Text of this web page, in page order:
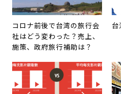
コロナ前後で台湾の旅行会
社はどう変わった？売上、
施策、政府旅行補助は？
台